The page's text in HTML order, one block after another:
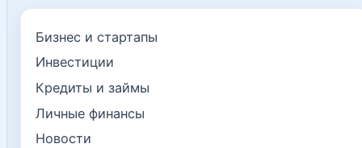
Бизнес и стартапы
Инвестиции
Кредиты и займы
Личные финансы
Новости